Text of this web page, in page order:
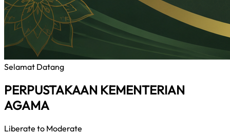
Selamat Datang
PERPUSTAKAAN KEMENTERIAN
AGAMA
Liberate to Moderate